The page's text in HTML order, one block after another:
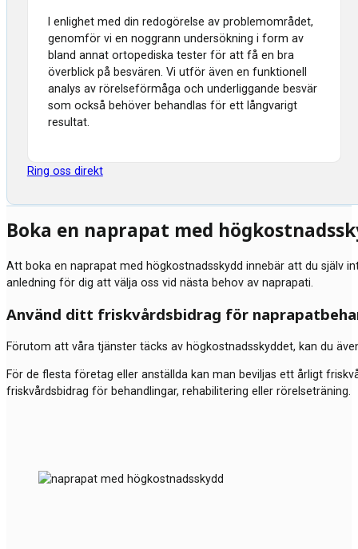
I enlighet med din redogörelse av problemområdet,
genomför vi en noggrann undersökning i form av
bland annat ortopediska tester för att få en bra
överblick på besvären. Vi utför även en funktionell
analys av rörelseförmåga och underliggande besvär
som också behöver behandlas för ett långvarigt
resultat.
Ring oss direkt
Boka en naprapat med
Att boka en naprapat med högkostnadsskydd innebär att du själv
anledning för dig att välja oss vid nästa behov av naprapati.
Använd ditt friskvårdsbidrag för
Förutom att våra tjänster täcks av högkostnadsskyddet, kan du
För de flesta företag eller anställda kan man beviljas ett årligt
friskvårdsbidrag för behandlingar, rehabilitering eller rörelseträning.